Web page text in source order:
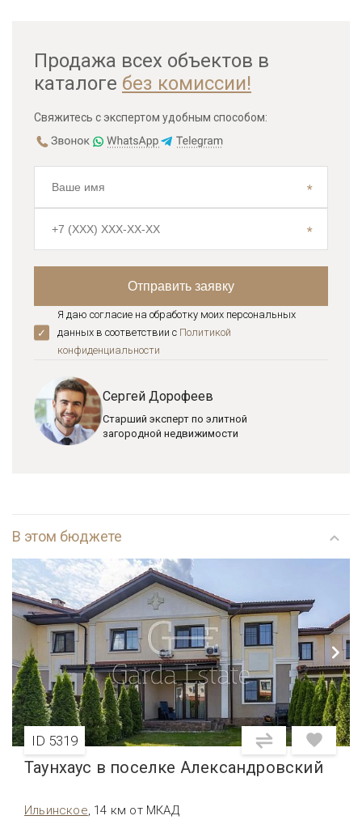
Продажа всех объектов в
каталоге без комиссии!
Свяжитесь с экспертом удобным способом:
Я даю согласие на обработку моих персональных
данных в соответствии с Политикой
конфиденциальноcти
Сергей Дорофеев
Старший эксперт по элитной
загородной недвижимости
В этом бюджете
ID 5319
Таунхаус в поселке Александровский
Ильинское, 14 км от МКАД